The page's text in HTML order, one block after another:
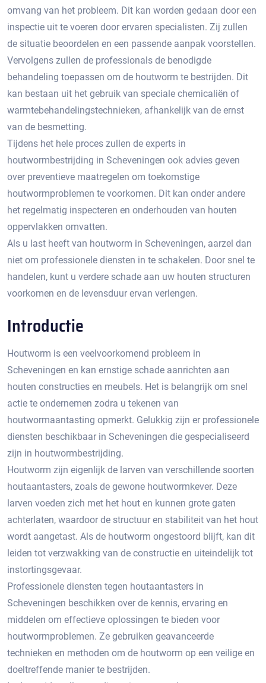
omvang van het probleem.​ Dit kan worden gedaan door een
inspectie uit te voeren door ervaren specialisten.​ Zij zullen
de situatie beoordelen en een passende aanpak voorstellen.
Vervolgens zullen de professionals de benodigde
behandeling toepassen om de houtworm te bestrijden.​ Dit
kan bestaan uit het gebruik van speciale chemicaliën of
warmtebehandelingstechnieken, afhankelijk van de ernst
van de besmetting.​
Tijdens het hele proces zullen de experts in
houtwormbestrijding in Scheveningen ook advies geven
over preventieve maatregelen om toekomstige
houtwormproblemen te voorkomen.​ Dit kan onder andere
het regelmatig inspecteren en onderhouden van houten
oppervlakken omvatten.​
Als u last heeft van houtworm in Scheveningen, aarzel dan
niet om professionele diensten in te schakelen. Door snel te
handelen, kunt u verdere schade aan uw houten structuren
voorkomen en de levensduur ervan verlengen.
Introductie
Houtworm is een veelvoorkomend probleem in
Scheveningen en kan ernstige schade aanrichten aan
houten constructies en meubels.​ Het is belangrijk om snel
actie te ondernemen zodra u tekenen van
houtwormaantasting opmerkt. Gelukkig zijn er professionele
diensten beschikbaar in Scheveningen die gespecialiseerd
zijn in houtwormbestrijding.​
Houtworm zijn eigenlijk de larven van verschillende soorten
houtaantasters, zoals de gewone houtwormkever.​ Deze
larven voeden zich met het hout en kunnen grote gaten
achterlaten, waardoor de structuur en stabiliteit van het hout
wordt aangetast.​ Als de houtworm ongestoord blijft, kan dit
leiden tot verzwakking van de constructie en uiteindelijk tot
instortingsgevaar.​
Professionele diensten tegen houtaantasters in
Scheveningen beschikken over de kennis, ervaring en
middelen om effectieve oplossingen te bieden voor
houtwormproblemen.​ Ze gebruiken geavanceerde
technieken en methoden om de houtworm op een veilige en
doeltreffende manier te bestrijden.​